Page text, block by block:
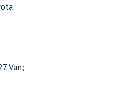
Van;